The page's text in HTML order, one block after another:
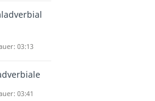
03:13
03:41